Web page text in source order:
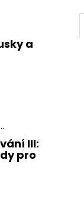
a
III:
pro